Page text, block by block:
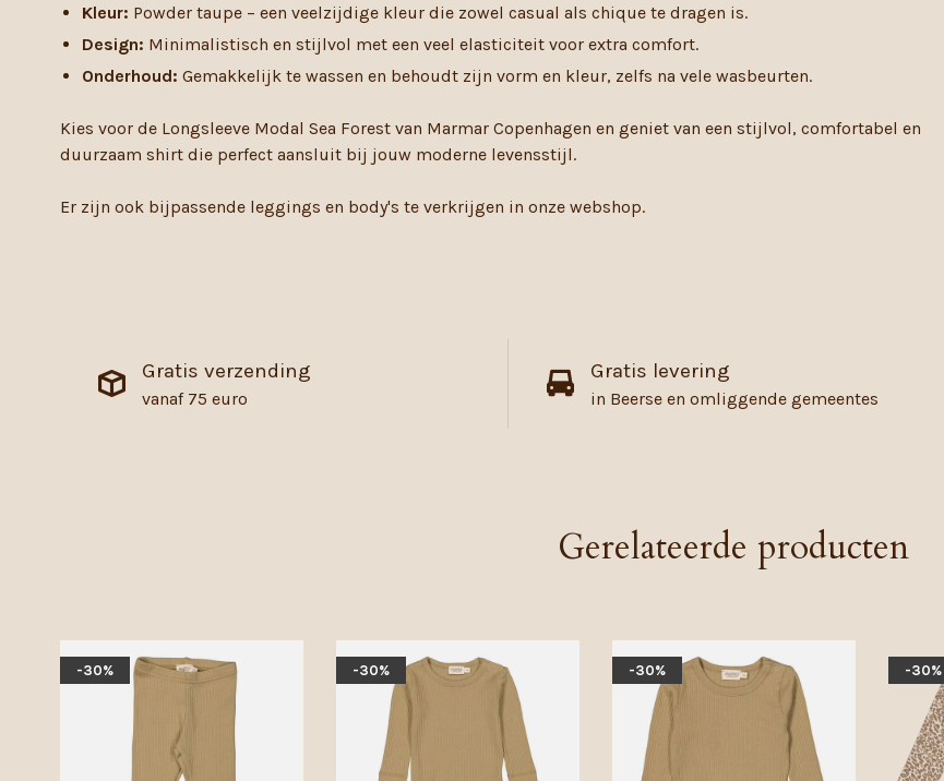
Kleur: Powder taupe – een veelzijdige kleur die zowel casual als chique te dragen is.
Design: Minimalistisch en stijlvol met een veel elasticiteit voor extra comfort.
Onderhoud: Gemakkelijk te wassen en behoudt zijn vorm en kleur, zelfs na vele wasbeurten.
Kies voor de Longsleeve Modal Sea Forest van Marmar Copenhagen en geniet van een stijlvol, comfortabel en
duurzaam shirt die perfect aansluit bij jouw moderne levensstijl.
Er zijn ook bijpassende leggings en body's te verkrijgen in onze webshop.
Gratis verzending
vanaf 75 euro
Gratis levering
in Beerse en omliggende gemeentes
Gerelateerde producten
-30% -30% -30% -30%